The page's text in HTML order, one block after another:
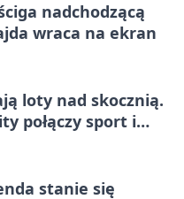
nadchodzącą
wraca na ekran
loty nad skocznią.
połączy sport i
stanie się